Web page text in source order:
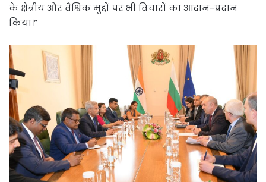
के क्षेत्रीय और वैश्विक मुद्दों पर भी विचारों का आदान-प्रदान
किया।”